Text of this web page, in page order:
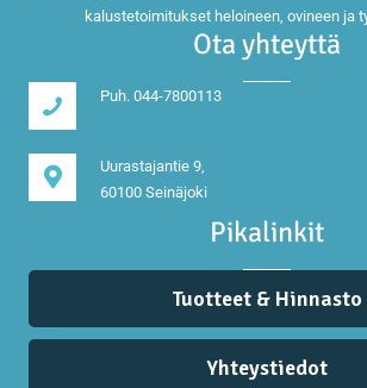
kalustetoimitukset heloineen, ovineen ja
Ota yhteyttä
Puh. 044-7800113
Uurastajantie 9,
60100 Seinäjoki
Pikalinkit
Tuotteet & Hinnasto
Yhteystiedot